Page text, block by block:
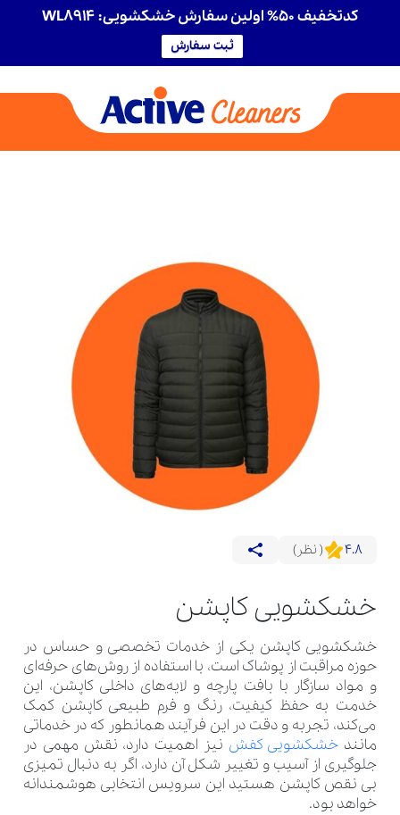
کدتخفیف 50% اولین سفارش خشکشویی: WL8914
ثبت سفارش
خشکشویی کاپشن
خشکشویی کاپشن یکی از خدمات تخصصی و حساس در
حوزه مراقبت از پوشاک است، با استفاده از روش‌های حرفه‌ای
و مواد سازگار با بافت پارچه و لایه‌های داخلی کاپشن، این
خدمت به حفظ کیفیت، رنگ و فرم طبیعی کاپشن کمک
می‌کند، تجربه و دقت در این فرآیند همانطور که در خدماتی
مانند خشکشویی کفش نیز اهمیت دارد، نقش مهمی در
جلوگیری از آسیب‌ و تغییر شکل آن دارد، اگر به دنبال تمیزی
بی نقص کاپشن هستید این سرویس انتخابی هوشمندانه
خواهد بود.
4.8 ( نظر)